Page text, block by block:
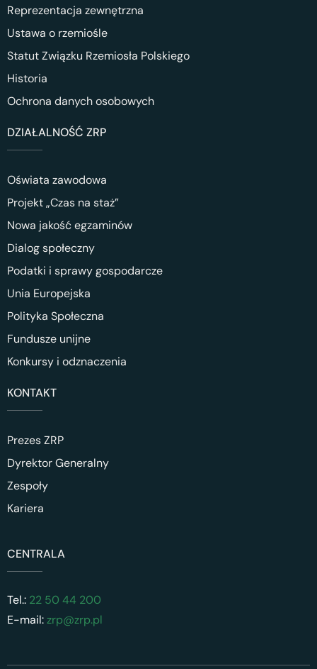
Reprezentacja zewnętrzna
Ustawa o rzemiośle
Statut Związku Rzemiosła Polskiego
Historia
Ochrona danych osobowych
DZIAŁALNOŚĆ ZRP
Oświata zawodowa
Projekt „Czas na staż”
Nowa jakość egzaminów
Dialog społeczny
Podatki i sprawy gospodarcze
Unia Europejska
Polityka Społeczna
Fundusze unijne
Konkursy i odznaczenia
KONTAKT
Prezes ZRP
Dyrektor Generalny
Zespoły
Kariera
CENTRALA
Tel.: 22 50 44 200
E-mail:zrp@zrp.pl